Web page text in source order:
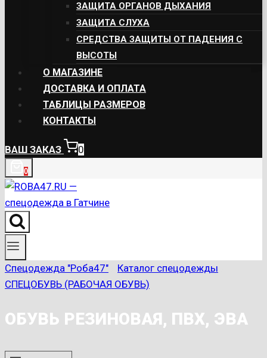
ЗАЩИТА ОРГАНОВ ДЫХАНИЯ
ЗАЩИТА СЛУХА
СРЕДСТВА ЗАЩИТЫ ОТ ПАДЕНИЯ С
ВЫСОТЫ
О МАГАЗИНЕ
ДОСТАВКА И ОПЛАТА
ТАБЛИЦЫ РАЗМЕРОВ
КОНТАКТЫ
ВАШ ЗАКАЗ 0
0
Спецодежда "Роба47" Каталог спецодежды
СПЕЦОБУВЬ (РАБОЧАЯ ОБУВЬ)
ОБУВЬ РЕЗИНОВАЯ, ПВХ, ЭВА